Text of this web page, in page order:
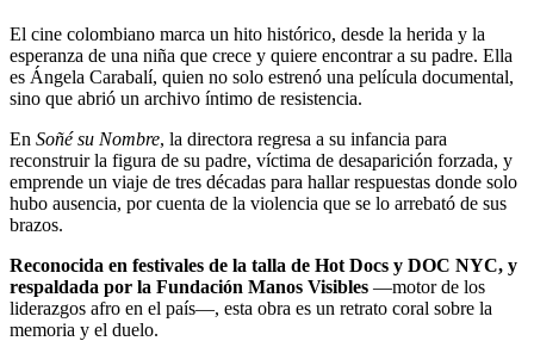
El cine colombiano marca un hito histórico, desde la herida y la
esperanza de una niña que crece y quiere encontrar a su padre. Ella
es Ángela Carabalí, quien no solo estrenó una película documental,
sino que abrió un archivo íntimo de resistencia.
En Soñé su Nombre, la directora regresa a su infancia para
reconstruir la figura de su padre, víctima de desaparición forzada, y
emprende un viaje de tres décadas para hallar respuestas donde solo
hubo ausencia, por cuenta de la violencia que se lo arrebató de sus
brazos.
Reconocida en festivales de la talla de Hot Docs y DOC NYC, y
respaldada por la Fundación Manos Visibles —motor de los
liderazgos afro en el país—, esta obra es un retrato coral sobre la
memoria y el duelo.